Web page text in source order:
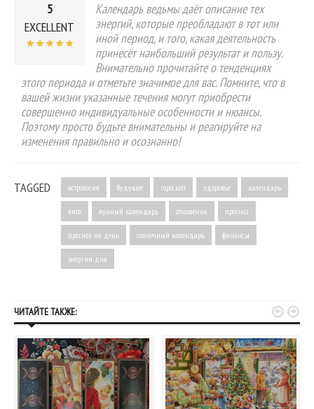
5
EXCELLENT
Календарь ведьмы даёт описание тех
энергий, которые преобладают в тот или
иной период, и того, какая деятельность
принесёт наибольший результат и пользу.
Внимательно прочитайте о тенденциях
этого периода и отметьте значимое для вас. Помните, что в
вашей жизни указанные течения могут приобрести
совершенно индивидуальные особенности и нюансы.
Поэтому просто будьте внимательны и реагируйте на
изменения правильно и осознанно!
TAGGED астрология будущее гороскоп здоровье календарь
лита лунный календарь отношения прогноз
прогноз на день солнечный календарь финансы
энергии дня
ЧИТАЙТЕ ТАКЖЕ:  